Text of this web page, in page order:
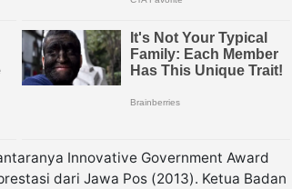
Innovative Government Award
dari Jawa Pos (2013). Ketua Badan